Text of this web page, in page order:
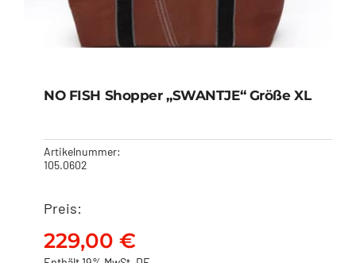
„SWANTJE“ Größe XL
NO FISH Shopper „SWANTJE“ Größe XL
Artikelnummer:
105.0602
Preis:
229,00 €